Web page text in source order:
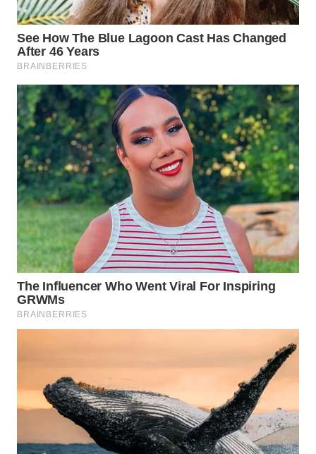
WN
WN
KALSEL
WN
KALTIM
WN
SULSEL
WN
GORONTALO
WN
SULUT
WN
MALUT
DAIRI